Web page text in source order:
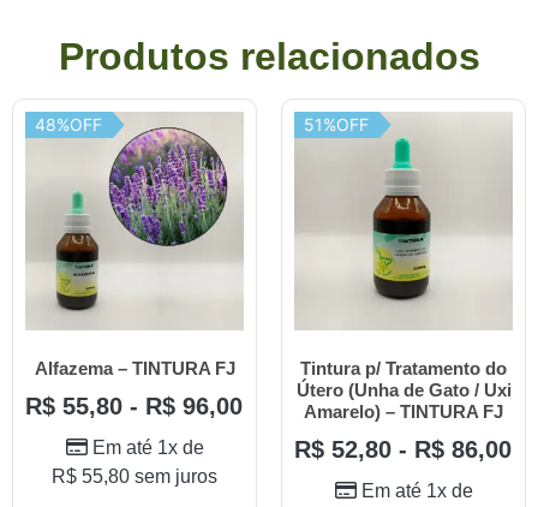
Produtos relacionados
48%OFF
Alfazema – TINTURA FJ
R$ 55,80 - R$ 96,00
Em até 1x de
R$ 55,80 sem juros
51%OFF
Tintura p/ Tratamento do
Útero (Unha de Gato / Uxi
Amarelo) – TINTURA FJ
R$ 52,80 - R$ 86,00
Em até 1x de